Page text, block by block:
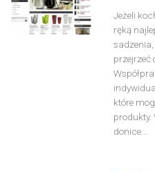
Jeżeli
ręką
przejrzeć
które
produkty.
donice...